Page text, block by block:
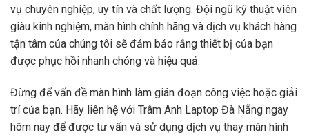
vụ chuyên nghiệp, uy tín và chất lượng. Đội ngũ kỹ thuật viên
giàu kinh nghiệm, màn hình chính hãng và dịch vụ khách hàng
tận tâm của chúng tôi sẽ đảm bảo rằng thiết bị của bạn
được phục hồi nhanh chóng và hiệu quả.
Đừng để vấn đề màn hình làm gián đoạn công việc hoặc giải
trí của bạn. Hãy liên hệ với Trâm Anh Laptop Đà Nẵng ngay
hôm nay để được tư vấn và sử dụng dịch vụ thay màn hình